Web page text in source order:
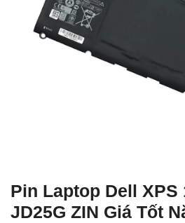
Pin Laptop Dell XPS
JD25G ZIN Giá Tốt